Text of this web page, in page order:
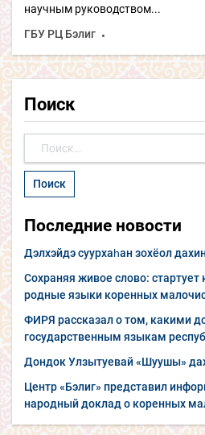
научным руководством...
ГБУ РЦ Бэлиг
Поиск
Последние новости
Дэлхэйдэ суурхаһан зохёол
Сохраняя живое слово: стартует
родные языки коренных
ФИРЯ рассказал о том, какими
государственным языкам
Дондок Улзытуевай «Шуушы»
Центр «Бэлиг» представил
народный доклад о коренных